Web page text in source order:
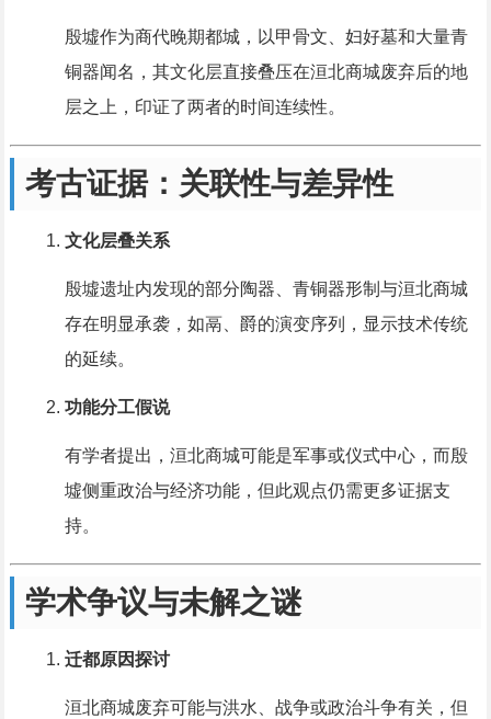
殷墟作为商代晚期都城，以甲骨文、妇好墓和大量青
铜器闻名，其文化层直接叠压在洹北商城废弃后的地
层之上，印证了两者的时间连续性。
考古证据：关联性与差异性
文化层叠关系
殷墟遗址内发现的部分陶器、青铜器形制与洹北商城
存在明显承袭，如鬲、爵的演变序列，显示技术传统
的延续。
功能分工假说
有学者提出，洹北商城可能是军事或仪式中心，而殷
墟侧重政治与经济功能，但此观点仍需更多证据支
持。
学术争议与未解之谜
迁都原因探讨
洹北商城废弃可能与洪水、战争或政治斗争有关，但